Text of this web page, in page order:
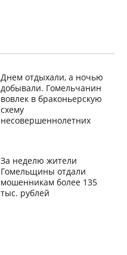
Днем отдыхали, а ночью
добывали. Гомельчанин
вовлек в браконьерскую
схему
несовершеннолетних
За неделю жители
Гомельщины отдали
мошенникам более 135
тыс. рублей